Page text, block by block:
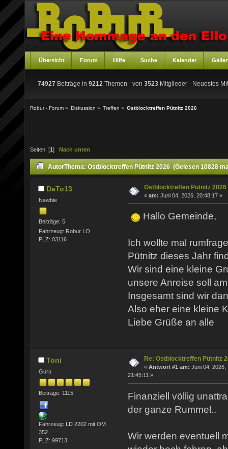
Übersicht Forum Hilfe Suche Kalender
74927 Beiträge in 9212 Themen - von 3523 Mitglieder - Neuestes
Robur - Forum » Diskussion » Treffen » Ostblocktreffen Pütnitz 2026
Seiten: [1 ] Nach unten
AutorThema: Ostblocktreffen Pütnitz 2026 (Gelesen 10828
DaTo13
Newbie
Beiträge: 5
Fahrzeug: Robur LO
PLZ: 03116
Ostblocktreffen Pütnitz 2026
« am: Juni 04, 2026, 20:48:17 »
Hallo Gemeinde,
Ich wollte mal
Pütnitz dieses Jahr
Wir sind eine kleine
unsere Anreise soll
Insgesamt sind wir
Also eher eine kleine
Liebe Grüße an alle
Toni
Guru
Beiträge: 1115
Fahrzeug: LD 2202 mit OM
352
PLZ: 99713
Re: Ostblocktreffen Pütnitz
« Antwort #1 am: Juni 04, 2026,
21:45:11 »
Finanziell völlig
der ganze Rummel..
Wir werden eventuell